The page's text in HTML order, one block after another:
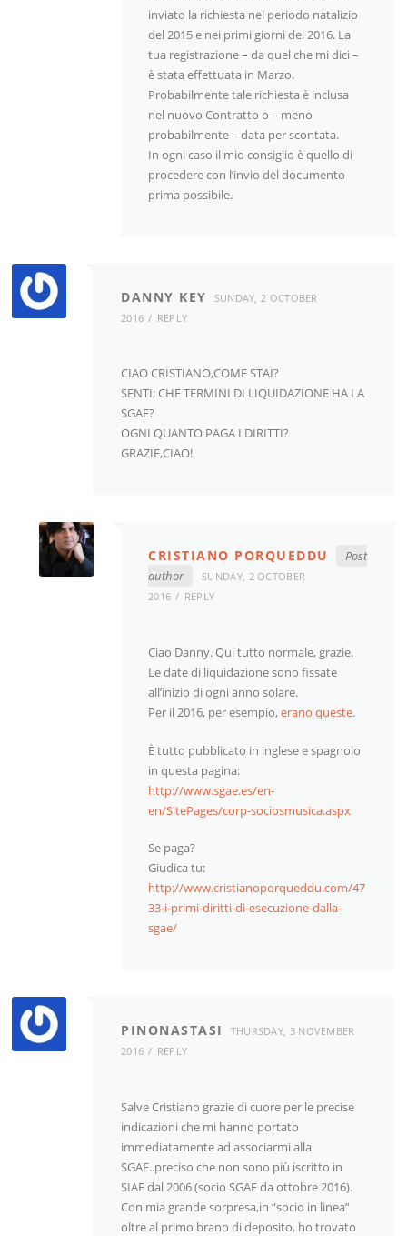
inviato la richiesta nel periodo natalizio
del 2015 e nei primi giorni del 2016. La
tua registrazione – da quel che mi dici –
è stata effettuata in Marzo.
Probabilmente tale richiesta è inclusa
nel nuovo Contratto o – meno
probabilmente – data per scontata.
In ogni caso il mio consiglio è quello di
procedere con l’invio del documento
prima possibile.
DANNY KEY
SUNDAY, 2 OCTOBER
2016
REPLY
CIAO CRISTIANO,COME STAI?
SENTI; CHE TERMINI DI LIQUIDAZIONE HA LA
SGAE?
OGNI QUANTO PAGA I DIRITTI?
GRAZIE,CIAO!
CRISTIANO PORQUEDDU
Post
author
SUNDAY, 2 OCTOBER
2016
REPLY
Ciao Danny. Qui tutto normale, grazie.
Le date di liquidazione sono fissate
all’inizio di ogni anno solare.
Per il 2016, per esempio,erano queste.
È tutto pubblicato in inglese e spagnolo
in questa pagina:
http://www.sgae.es/en-
en/SitePages/corp-sociosmusica.aspx
Se paga?
Giudica tu:
http://www.cristianoporqueddu.com/47
33-i-primi-diritti-di-esecuzione-dalla-
sgae/
PINONASTASI
THURSDAY, 3 NOVEMBER
2016
REPLY
Salve Cristiano grazie di cuore per le precise
indicazioni che mi hanno portato
immediatamente ad associarmi alla
SGAE..preciso che non sono più iscritto in
SIAE dal 2006 (socio SGAE da ottobre 2016).
Con mia grande sorpresa,in “socio in linea”
oltre al primo brano di deposito, ho trovato